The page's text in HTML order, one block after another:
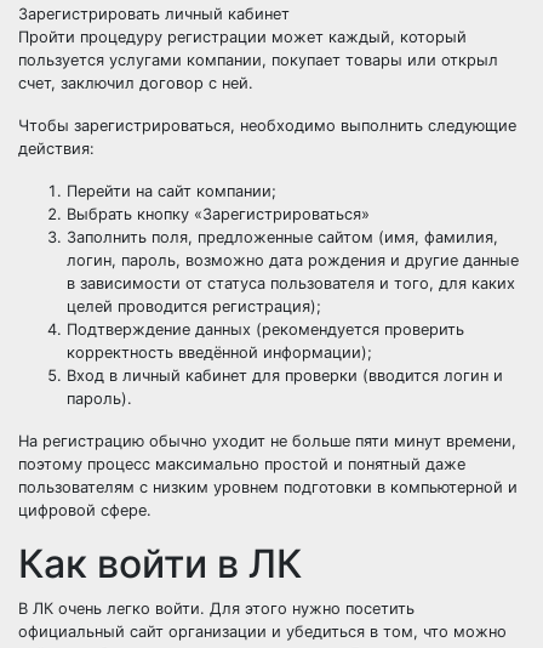
Зарегистрировать личный кабинет
Пройти процедуру регистрации может каждый, который
пользуется услугами компании, покупает товары или открыл
счет, заключил договор с ней.
Чтобы зарегистрироваться, необходимо выполнить следующие
действия:
Перейти на сайт компании;
Выбрать кнопку «Зарегистрироваться»
Заполнить поля, предложенные сайтом (имя, фамилия,
логин, пароль, возможно дата рождения и другие данные
в зависимости от статуса пользователя и того, для каких
целей проводится регистрация);
Подтверждение данных (рекомендуется проверить
корректность введённой информации);
Вход в личный кабинет для проверки (вводится логин и
пароль).
На регистрацию обычно уходит не больше пяти минут времени,
поэтому процесс максимально простой и понятный даже
пользователям с низким уровнем подготовки в компьютерной и
цифровой сфере.
Как войти в ЛК
В ЛК очень легко войти. Для этого нужно посетить
официальный сайт организации и убедиться в том, что можно